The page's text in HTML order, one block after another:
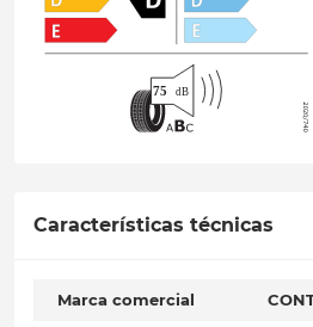
Características técnicas
Marca comercial